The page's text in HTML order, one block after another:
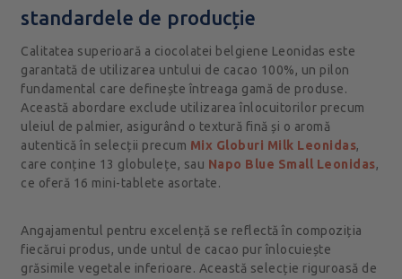
standardele de producție
Calitatea superioară a ciocolatei belgiene Leonidas este
garantată de utilizarea untului de cacao 100%, un pilon
fundamental care definește întreaga gamă de produse.
Această abordare exclude utilizarea înlocuitorilor precum
uleiul de palmier, asigurând o textură fină și o aromă
autentică în selecții precum Mix Globuri Milk Leonidas,
care conține 13 globulețe, sau Napo Blue Small Leonidas,
ce oferă 16 mini-tablete asortate.
Angajamentul pentru excelență se reflectă în compoziția
fiecărui produs, unde untul de cacao pur înlocuiește
grăsimile vegetale inferioare. Această selecție riguroasă de